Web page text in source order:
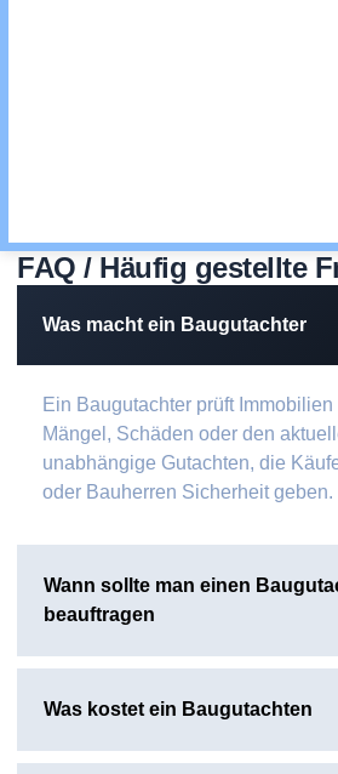
FAQ / Häufig gestellte
Was macht ein Baugutachter
Ein Baugutachter prüft
Mängel, Schäden oder den
unabhängige Gutachten, die
oder Bauherren Sicherheit geben.
Wann sollte man einen
beauftragen
Was kostet ein Baugutachten